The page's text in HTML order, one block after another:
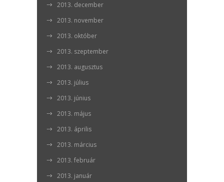
2013. december
2013. november
2013. október
2013. szeptember
2013. augusztus
2013. július
2013. június
2013. május
2013. április
2013. március
2013. február
2013. január